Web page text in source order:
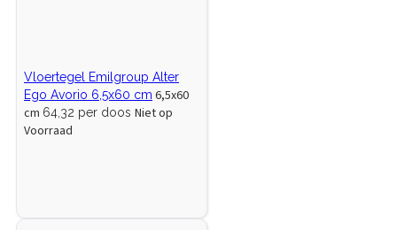
Vloertegel Emilgroup Alter
Ego Avorio 6,5x60 cm 6,5x60
cm 64,32 per doos Niet op
Voorraad